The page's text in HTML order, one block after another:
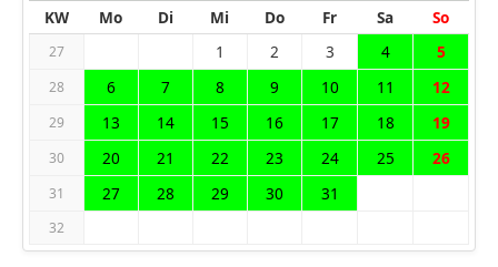
KW
Mo Di Mi Do Fr Sa So
27 1 2 3 4 5
28 6 7 8 9 10 11 12
29 13 14 15 16 17 18 19
30 20 21 22 23 24 25 26
31 27 28 29 30 31
32